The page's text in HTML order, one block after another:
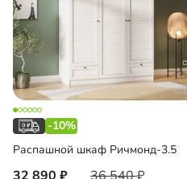
-10%
Распашной шкаф Ричмонд-3.5